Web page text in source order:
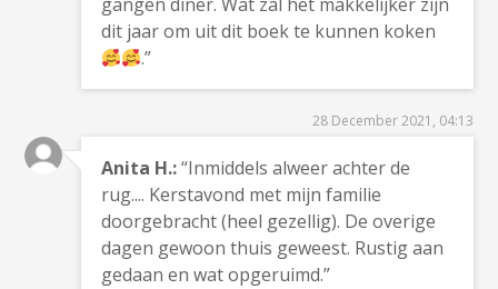
dit jaar om uit dit boek te kunnen koken
.”
28 December 2021, 04:13
Anita H.:“Inmiddels alweer achter de
rug.... Kerstavond met mijn familie
doorgebracht (heel gezellig). De overige
dagen gewoon thuis geweest. Rustig aan
gedaan en wat opgeruimd.”